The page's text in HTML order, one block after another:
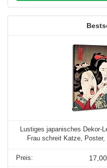
Lustiges japanisches Dekor-
Frau schreit Katze,